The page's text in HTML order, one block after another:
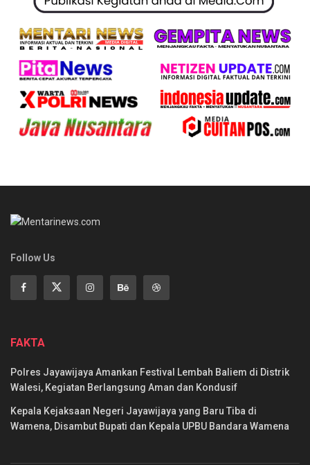
Follow Us
FAKTA
Polres Jayawijaya Amankan Festival Lembah Baliem di Distrik
Walesi, Kegiatan Berlangsung Aman dan Kondusif
Kepala Kejaksaan Negeri Jayawijaya yang Baru Tiba di
Wamena, Disambut Bupati dan Kepala UPBU Bandara Wamena